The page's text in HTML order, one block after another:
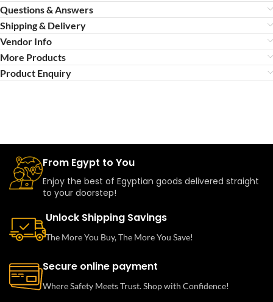
Questions & Answers
Shipping & Delivery
Vendor Info
More Products
Product Enquiry
From Egypt to You
Enjoy the best of Egyptian goods delivered straight
to your doorstep!
Unlock Shipping Savings
The More You Buy, The More You Save!
Secure online payment
Where Safety Meets Trust. Shop with Confidence!